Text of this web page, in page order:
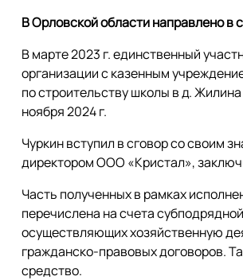
В Орловской области направлено в
В марте 2023 г. единственный
организации с казенным
по строительству школы в д.
ноября 2024 г.
Чуркин вступил в сговор со своим
директором ООО «Кристал»,
Часть полученных в рамках
перечислена на счета
осуществляющих хозяйственную
гражданско-правовых договоров.
средство.